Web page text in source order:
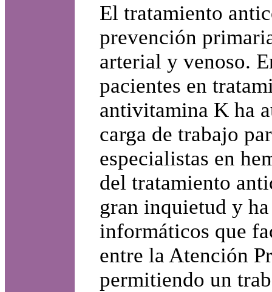
El tratamiento
prevención
arterial y venoso.
pacientes en
antivitamina K ha
carga de trabajo
especialistas en
del tratamiento
gran inquietud y
informáticos que
entre la Atención
permitiendo un